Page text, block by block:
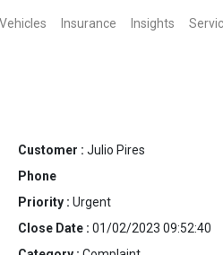
Vehicles Insurance Insights
Customer : Julio Pires
Phone
Priority : Urgent
Close Date : 01/02/2023 09:52:40